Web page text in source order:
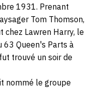
RAISONNÉ
GALERISTES
1931. Prenant
Tom Thomson,
chez Lawren Harry, le
63 Queen's Parts à
trouvé un soir de
nommé le groupe